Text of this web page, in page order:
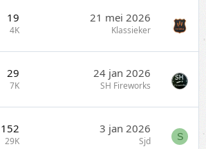
19
4K
21 mei 2026
Klassieker
29
7K
24 jan 2026
SH Fireworks
152
29K
3 jan 2026
Sjd S